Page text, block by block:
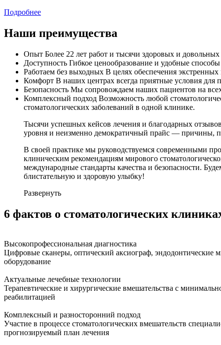
Подробнее
Наши преимущества
Опыт Более 22 лет работ и тысячи здоровых и
Доступность Гибкое ценообразование и удобные
Работаем без выходных В целях обеспечения
Комфорт В наших центрах всегда приятные условия
Безопасность Мы сопровождаем наших пациентов на
Комплексный подход Возможность любой
стоматологических заболеваний в одной клинике.
Тысячи успешных кейсов лечения и благодарных
уровня и неизменно демократичный прайс — причины,
В своей практике мы руководствуемся современными
клиническим рекомендациям мирового
международные стандарты качества и безопасности.
блистательную и здоровую улыбку!
Развернуть
6 фактов о стоматологических
Высокопрофессиональная диагностика
Цифровые сканеры, оптический аксиограф, эндодонтические
оборудование
Актуальные лечебные технологии
Терапевтические и хирургические вмешательства с
реабилитацией
Комплексный и разносторонний подход
Участие в процессе стоматологических вмешательств
прогнозируемый план лечения